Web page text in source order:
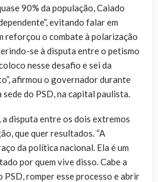
90% da população, Caiado
evitando falar em
reforçou o combate à polarização
se à disputa entre o petismo
nesse desafio e sei da
afirmou o governador durante
do PSD, na capital paulista.
a disputa entre os dois extremos
que quer resultados. “A
da política nacional. Ela é um
por quem vive disso. Cabe a
PSD, romper esse processo e abrir